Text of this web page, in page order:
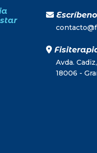
Avda.
18006 -